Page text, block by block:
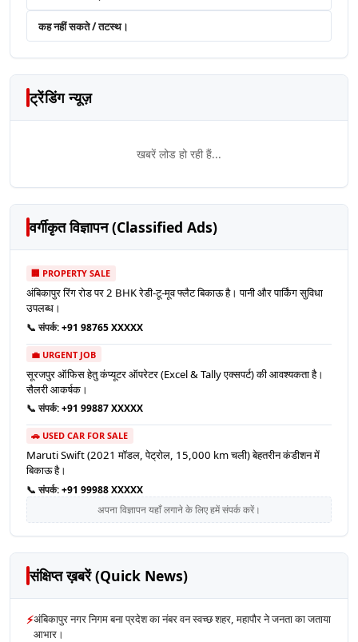
कह नहीं सकते / तटस्थ।
ट्रेंडिंग न्यूज़
खबरें लोड हो रही हैं...
वर्गीकृत विज्ञापन (Classified Ads)
🏢 PROPERTY SALE
अंबिकापुर रिंग रोड पर 2 BHK रेडी-टू-मूव फ्लैट बिकाऊ है। पानी और पार्किंग सुविधा
उपलब्ध।
📞 संपर्क:+91 98765 XXXXX
💼 URGENT JOB
सूरजपुर ऑफिस हेतु कंप्यूटर ऑपरेटर (Excel & Tally एक्सपर्ट) की आवश्यकता है।
सैलरी आकर्षक।
📞 संपर्क:+91 99887 XXXXX
🚗 USED CAR FOR SALE
Maruti Swift (2021 मॉडल, पेट्रोल, 15,000 km चली) बेहतरीन कंडीशन में
बिकाऊ है।
📞 संपर्क:+91 99988 XXXXX
अपना विज्ञापन यहाँ लगाने के लिए हमें संपर्क करें।
संक्षिप्त ख़बरें (Quick News)
⚡अंबिकापुर नगर निगम बना प्रदेश का नंबर वन स्वच्छ शहर, महापौर ने जनता का जताया
आभार।